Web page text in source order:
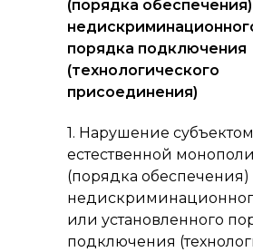
(порядка обеспечения)
порядка подключения
(технологического
присоединения)
1. Нарушение субъектом
естественной
(порядка обеспечения)
или установленного
подключения